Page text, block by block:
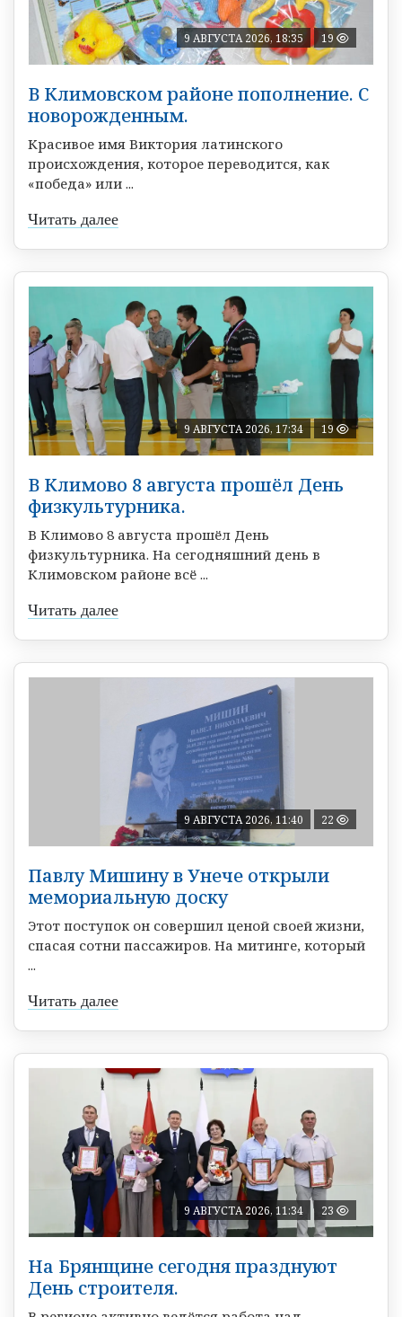
9 АВГУСТА 2026, 18:35 19
В Климовском районе пополнение. С
новорожденным.
Красивое имя Виктория латинского
происхождения, которое переводится, как
«победа» или ...
Читать далее
9 АВГУСТА 2026, 17:34 19
В Климово 8 августа прошёл День
физкультурника.
В Климово 8 августа прошёл День
физкультурника. На сегодняшний день в
Климовском районе всё ...
Читать далее
9 АВГУСТА 2026, 11:40 22
Павлу Мишину в Унече открыли
мемориальную доску
Этот поступок он совершил ценой своей жизни,
спасая сотни пассажиров. На митинге, который
...
Читать далее
9 АВГУСТА 2026, 11:34 23
На Брянщине сегодня празднуют
День строителя.